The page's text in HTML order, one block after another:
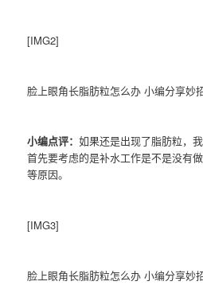
[IMG2]
脸上眼角长脂肪粒怎么办 小编分享妙
小编点评：如果还是出现了脂肪粒，
首先要考虑的是补水工作是不是没有
等原因。
[IMG3]
脸上眼角长脂肪粒怎么办 小编分享妙